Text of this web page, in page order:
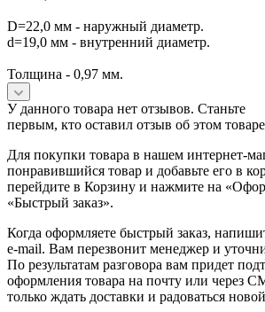
D=22,0 мм - наружный диаметр.
d=19,0 мм - внутренний диаметр.
Толщина - 0,97 мм.
У данного товара нет отзывов. Станьте
первым, кто оставил отзыв об этом
Для покупки товара в нашем интернет-
понравившийся товар и добавьте его в
перейдите в Корзину и нажмите на
«Быстрый заказ».
Когда оформляете быстрый заказ,
e-mail. Вам перезвонит менеджер и
По результатам разговора вам придет
оформления товара на почту или через
только ждать доставки и радоваться